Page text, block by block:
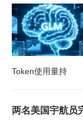
Token使用量持
两名美国宇航员